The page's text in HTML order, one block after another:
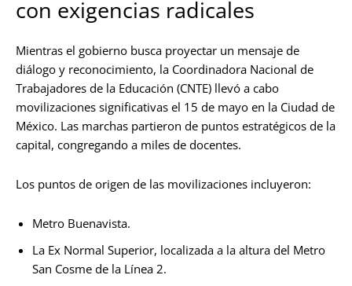
con exigencias radicales
Mientras el gobierno busca proyectar un mensaje de
diálogo y reconocimiento, la Coordinadora Nacional de
Trabajadores de la Educación (CNTE) llevó a cabo
movilizaciones significativas el 15 de mayo en la Ciudad de
México. Las marchas partieron de puntos estratégicos de la
capital, congregando a miles de docentes.
Los puntos de origen de las movilizaciones incluyeron:
Metro Buenavista.
La Ex Normal Superior, localizada a la altura del Metro
San Cosme de la Línea 2.